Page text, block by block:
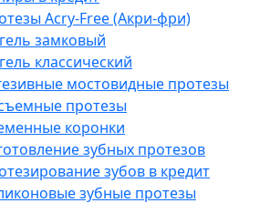
Acry-Free (Акри-фри)
замковый
классический
мостовидные протезы
протезы
коронки
зубных протезов
зубов в кредит
зубные протезы